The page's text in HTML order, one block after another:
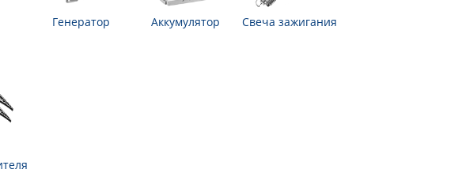
Генератор Аккумулятор Свеча зажигания